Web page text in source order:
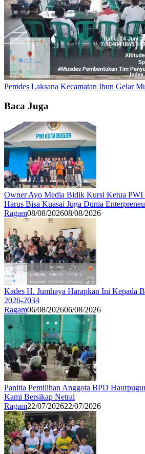
Pemdes Laksana Kecamatan Ibun Gelar
Baca Juga
Owner Ayo Media Bidik Kursi Ketua PWI
Harus Bisa Kuasai Juga Dunia
Ragam08/08/202608/08/2026
Kades H. Jumhaya Harapkan Ini Kepada
2026-2034
Ragam06/08/202606/08/2026
Panitia Pemilihan Anggota BPD
Kami Bersikap Netral
Ragam22/07/202622/07/2026